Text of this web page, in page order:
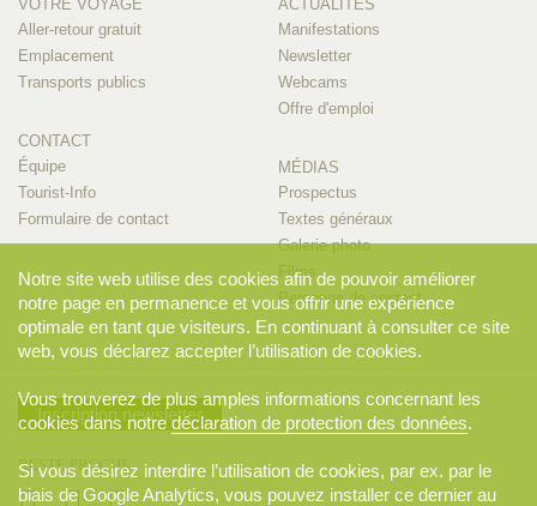
VOTRE VOYAGE
Aller-retour gratuit
Emplacement
Transports publics
CONTACT
Équipe
Tourist-Info
Formulaire de contact
ACTUALITÉS
Manifestations
Newsletter
Webcams
Offre d'emploi
MÉDIAS
Prospectus
Textes généraux
Galerie photo
Films
Personne de contact
Inscription newsletter
RESTE PROCHE
Notre site web utilise des cookies afin de pouvoir améliorer
notre page en permanence et vous offrir une expérience
optimale en tant que visiteurs. En continuant à consulter ce site
web, vous déclarez accepter l’utilisation de cookies.
Vous trouverez de plus amples informations concernant les
cookies dans notredéclaration de protection des données.
Si vous désirez interdire l’utilisation de cookies, par ex. par le
biais de Google Analytics, vous pouvez installer ce dernier au